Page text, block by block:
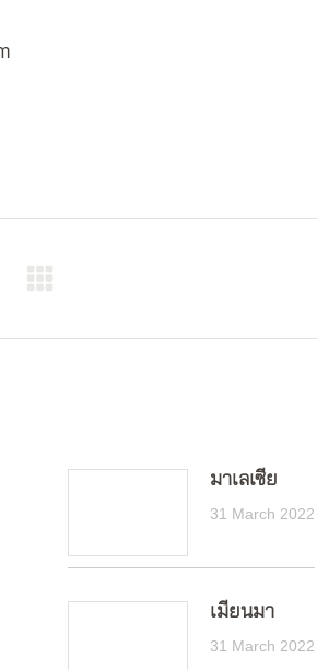
มาเลเซีย
31 March 2022
เมียนมา
31 March 2022